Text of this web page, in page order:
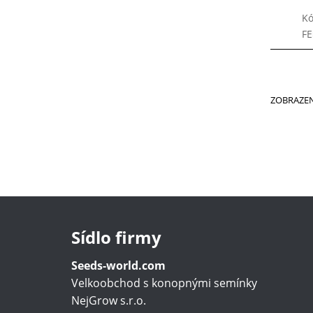
Sídlo firmy
Seeds-world.com
Velkoobchod s konopnými semínky
NejGrow s.r.o.